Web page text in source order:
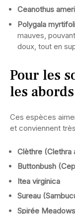
Ceanothus
Polygala
mauves,
doux, tout en
Pour les
les
Ces espèces
et conviennent
Clèthre (Clethra
Buttonbush
Itea virginica
Sureau
Spirée